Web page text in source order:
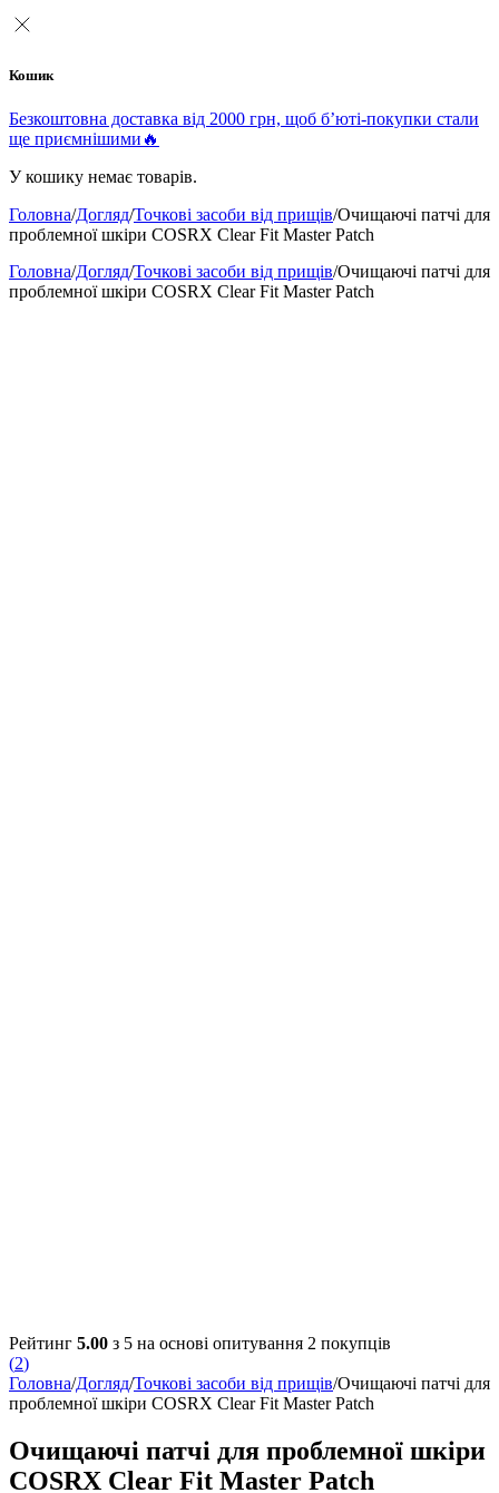
Кошик
Безкоштовна доставка від 2000 грн, щоб б’юті-покупки стали
ще приємнішими🔥
У кошику немає товарів.
Головна/Догляд/Точкові засоби від прищів/Очищаючі патчі для
проблемної шкіри COSRX Clear Fit Master Patch
Головна/Догляд/Точкові засоби від прищів/Очищаючі патчі для
проблемної шкіри COSRX Clear Fit Master Patch
Рейтинг 5.00 з 5 на основі опитування 2 покупців
(2)
Головна/Догляд/Точкові засоби від прищів/Очищаючі патчі для
проблемної шкіри COSRX Clear Fit Master Patch
Очищаючі патчі для проблемної шкіри
COSRX Clear Fit Master Patch